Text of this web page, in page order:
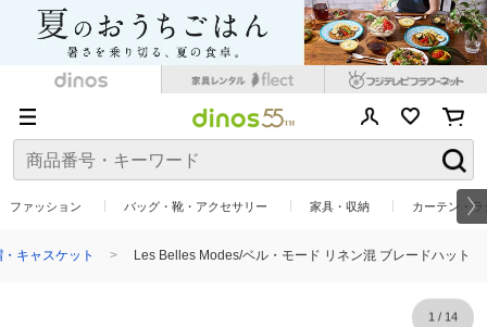
ファッション バッグ・靴・アクセサリー 家具・収納 カーテン・
キャスケット Les Belles Modes/ベル・モード リネン混 ブレードハット
1/ 14